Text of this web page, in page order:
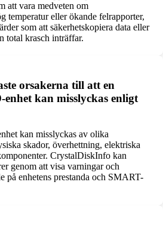
att vara medveten om
temperatur eller ökande felrapporter,
som att säkerhetskopiera data eller
total krasch inträffar.
orsakerna till att en
enhet kan misslyckas enligt
kan misslyckas av olika
skador, överhettning, elektriska
CrystalDiskInfo kan
genom att visa varningar och
på enhetens prestanda och SMART-